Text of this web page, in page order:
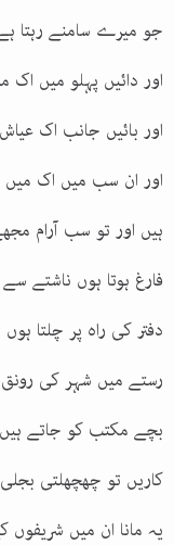
جو میرے سامنے رہتا
اور دائیں پہلو میں
اور بائیں جانب اک
اور ان سب میں اک
ہیں اور تو سب آرام
فارغ ہوتا ہوں ناشتے
دفتر کی راہ پر چلتا ہوں
رستے میں شہر کی
بچے مکتب کو جاتے ہیں
کاریں تو چھچھلتی
یہ مانا ان میں